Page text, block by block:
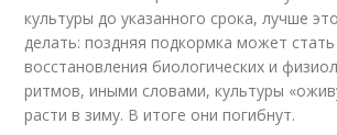
культуры до указанного срока, лучше
делать: поздняя подкормка может
восстановления биологических и
ритмов, иными словами, культуры
расти в зиму. В итоге они погибнут.